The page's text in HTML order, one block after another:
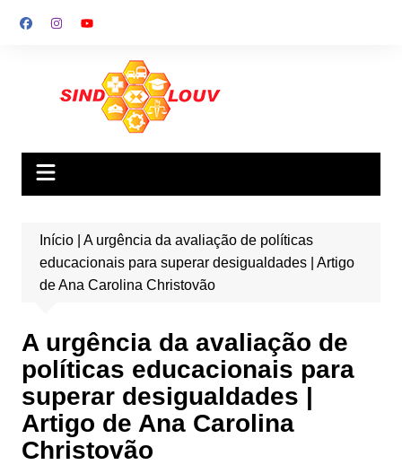
para
Início| A urgência da avaliação de políticas
educacionais para superar desigualdades | Artigo
de Ana Carolina Christovão
A urgência da avaliação de
políticas educacionais para
superar desigualdades |
Artigo de Ana Carolina
Christovão